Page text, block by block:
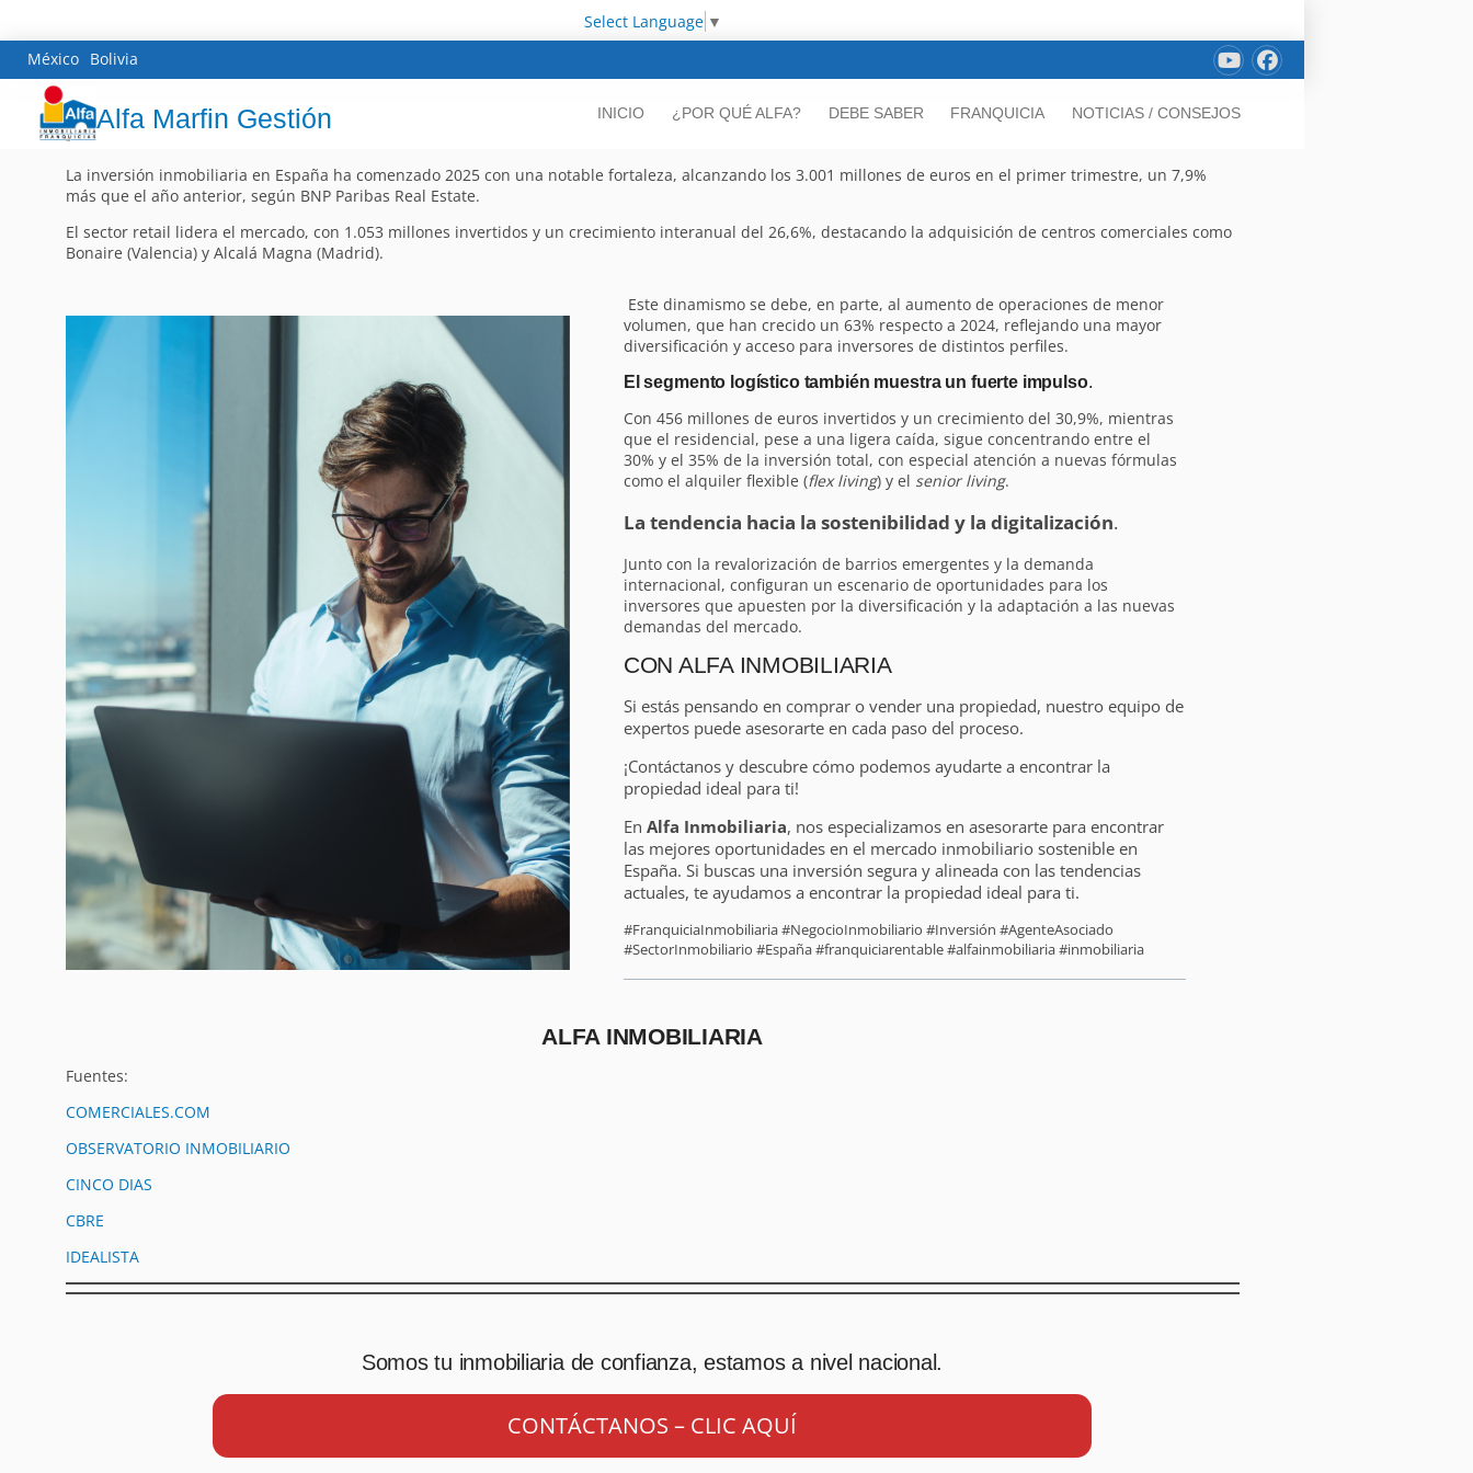
Select Language ▼
México Bolivia
Alfa Marfin Gestión INICIO ¿POR QUÉ ALFA? DEBE SABER FRANQUICIA NOTICIAS / CONSEJOS
La inversión inmobiliaria en España ha comenzado 2025 con una notable fortaleza, alcanzando los 3.001 millones de euros en el primer trimestre, un 7,9%
más que el año anterior, según BNP Paribas Real Estate.
El sector retail lidera el mercado, con 1.053 millones invertidos y un crecimiento interanual del 26,6%, destacando la adquisición de centros comerciales como
Bonaire (Valencia) y Alcalá Magna (Madrid).
Este dinamismo se debe, en parte, al aumento de operaciones de menor
volumen, que han crecido un 63% respecto a 2024, reflejando una mayor
diversificación y acceso para inversores de distintos perfiles.
El segmento logístico también muestra un fuerte impulso.
Con 456 millones de euros invertidos y un crecimiento del 30,9%, mientras
que el residencial, pese a una ligera caída, sigue concentrando entre el
30% y el 35% de la inversión total, con especial atención a nuevas fórmulas
como el alquiler flexible (flex living) y el senior living.
La tendencia hacia la sostenibilidad y la digitalización.
Junto con la revalorización de barrios emergentes y la demanda
internacional, configuran un escenario de oportunidades para los
inversores que apuesten por la diversificación y la adaptación a las nuevas
demandas del mercado.
CON ALFA INMOBILIARIA
Si estás pensando en comprar o vender una propiedad, nuestro equipo de
expertos puede asesorarte en cada paso del proceso.
¡Contáctanos y descubre cómo podemos ayudarte a encontrar la
propiedad ideal para ti!
En Alfa Inmobiliaria, nos especializamos en asesorarte para encontrar
las mejores oportunidades en el mercado inmobiliario sostenible en
España. Si buscas una inversión segura y alineada con las tendencias
actuales, te ayudamos a encontrar la propiedad ideal para ti.
#FranquiciaInmobiliaria #NegocioInmobiliario #Inversión #AgenteAsociado
#SectorInmobiliario #España #franquiciarentable #alfainmobiliaria #inmobiliaria
ALFA INMOBILIARIA
Fuentes:
COMERCIALES.COM
OBSERVATORIO INMOBILIARIO
CINCO DIAS
CBRE
IDEALISTA
Somos tu inmobiliaria de confianza, estamos a nivel nacional.
CONTÁCTANOS – CLIC AQUÍ